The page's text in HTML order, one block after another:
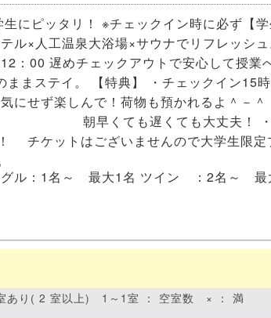
にピッタリ！ ※チェックイン時に必ず【
ル×人工温泉大浴場×サウナでリフレッシ
：00 遅めチェックアウトで安心して授業
まステイ。 【特典】 ・チェックイン15
しんで！荷物も預かれるよ＾－＾
！ 朝早くても遅くても大丈夫！
チケットはございませんので大学生限定
グル：1名～ 最大1名 ツイン ：2名～ 最
あり( 2 室以上) 1～1室 ： 空室数 × ： 満